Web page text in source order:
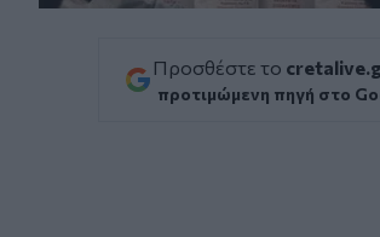
Προσθέστε το
προτιμώμενη πηγή στο